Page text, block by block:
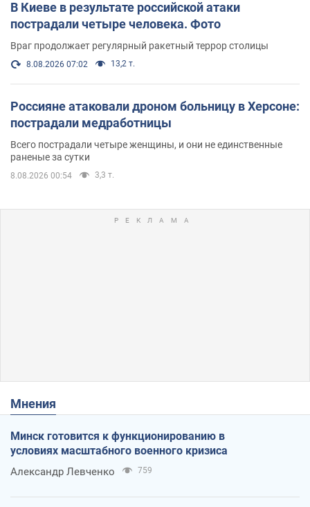
В Киеве в результате российской атаки
пострадали четыре человека. Фото
Враг продолжает регулярный ракетный террор столицы
8.08.2026 07:02 13,2 т.
Россияне атаковали дроном больницу в Херсоне:
пострадали медработницы
Всего пострадали четыре женщины, и они не единственные
раненые за сутки
8.08.2026 00:54 3,3 т.
Мнения
Минск готовится к функционированию в
условиях масштабного военного кризиса
Александр Левченко 759